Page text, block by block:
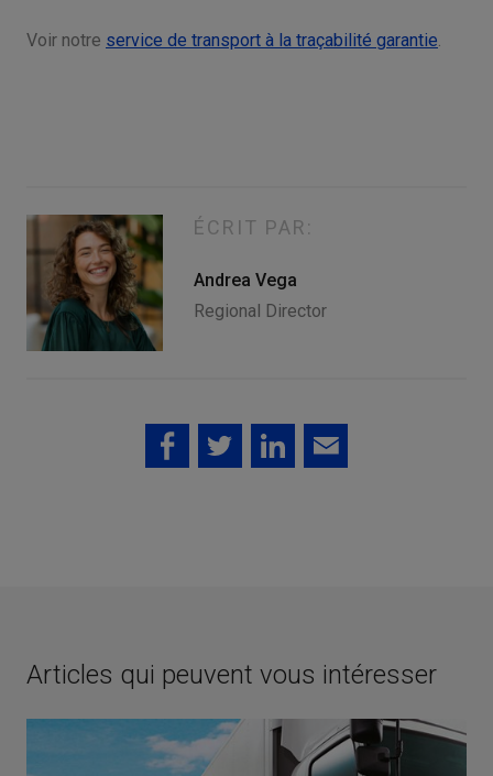
Voir notre service de transport à la traçabilité garantie.
ÉCRIT PAR:
Andrea Vega
Regional Director
Articles qui peuvent vous intéresser